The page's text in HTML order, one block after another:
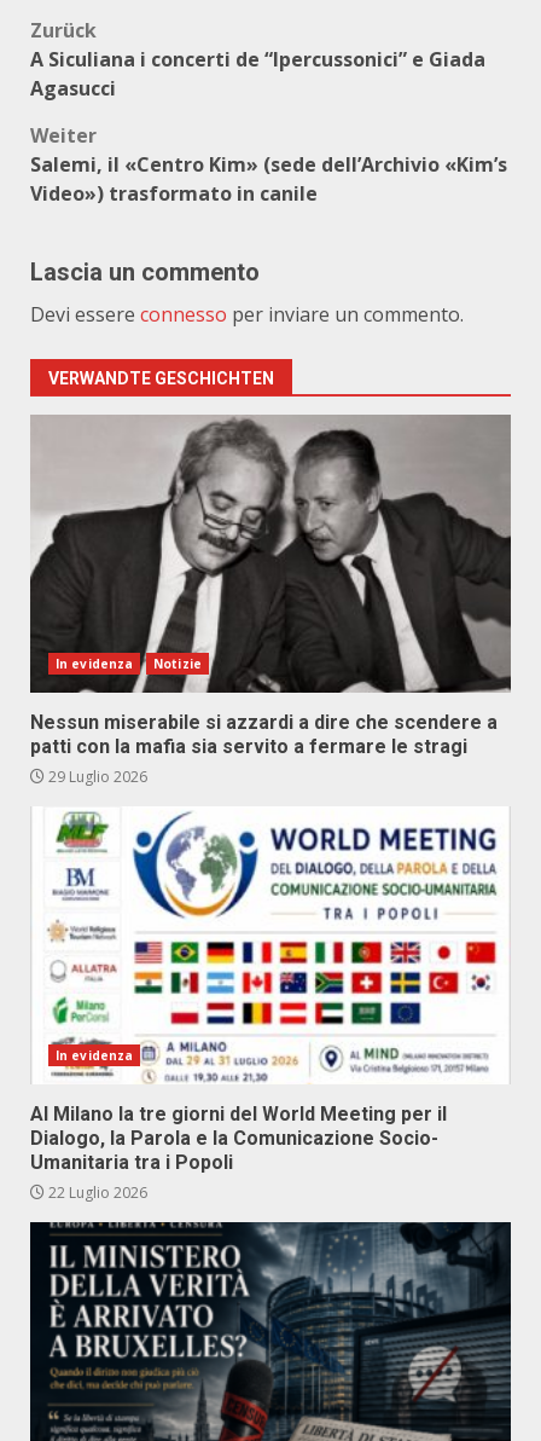
Beitragsnavigation
Zurück
A Siculiana i concerti de “Ipercussonici” e Giada
Agasucci
Weiter
Salemi, il «Centro Kim» (sede dell’Archivio «Kim’s
Video») trasformato in canile
Lascia un commento
Devi essere connesso per inviare un commento.
VERWANDTE GESCHICHTEN
In evidenza Notizie
Nessun miserabile si azzardi a dire che scendere a
patti con la mafia sia servito a fermare le stragi
29 Luglio 2026
In evidenza
Al Milano la tre giorni del World Meeting per il
Dialogo, la Parola e la Comunicazione Socio-
Umanitaria tra i Popoli
22 Luglio 2026